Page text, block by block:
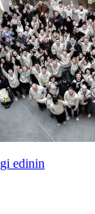
edinin